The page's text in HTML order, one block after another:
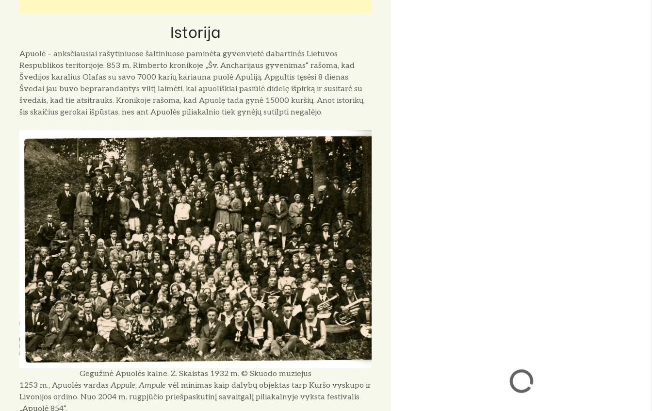
Istorija
Apuolė – anksčiausiai rašytiniuose šaltiniuose paminėta gyvenvietė dabartinės Lietuvos
Respublikos teritorijoje. 853 m. Rimberto kronikoje „Šv. Ancharijaus gyvenimas“ rašoma, kad
Švedijos karalius Olafas su savo 7000 karių kariauna puolė Apuliją. Apgultis tęsėsi 8 dienas.
Švedai jau buvo beprarandantys viltį laimėti, kai apuoliškiai pasiūlė didelę išpirką ir susitarė su
švedais, kad tie atsitrauks. Kronikoje rašoma, kad Apuolę tada gynė 15000 kuršių. Anot istorikų,
šis skaičius gerokai išpūstas, nes ant Apuolės piliakalnio tiek gynėjų sutilpti negalėjo.
Gegužinė Apuolės kalne. Z. Skaistas 1932 m. © Skuodo muziejus
1253 m., Apuolės vardasAppule,Ampule vėl minimas kaip dalybų objektas tarp Kuršo vyskupo ir
Livonijos ordino. Nuo 2004 m. rugpjūčio priešpaskutinį savaitgalį piliakalnyje vyksta festivalis
„Apuolė 854“.